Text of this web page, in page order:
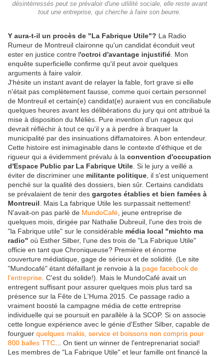
désintérressés peut se prévaloir d'une utlilité sociale, elle reste avant
tout une entreprise, qui cherche à faire son beurre.
Y aura-t-il un procès de "La Fabrique Utile"? La Radio
Rumeur de Montreuil claironne qu'un candidat éconduit veut
ester en justice contre l'octroi d'avantage injustifié . Mon
enquête superficielle confirme qu'il peut avoir quelques
arguments à faire valoir.
J'hésite un instant avant de relayer la fable, fort grave si elle
n'était pas complètement fausse, comme quoi certain personnel
de Montreuil et certain(e) candidat(e) auraient vus en conciliabule
quelques heures avant les délibérations du jury qui ont attribué la
mise à disposition du Méliès. Pure invention d'un rageux qui
devrait réfléchir à tout ce qu'il y a à perdre à braquer la
municipalité par des insinuations diffamatoires. A bon entendeur.
Cette histoire est inimaginable dans le contexte d'éthique et de
rigueur qui a évidemment prévalu à la convention d'occupation
d'Espace Public par La Fabrique Utile . Si le jury a veillé a
éviter de discriminer une militante politique , il s'est uniquement
penché sur la qualité des dossiers, bien sûr. Certains candidats
se prévalaient de tenir des gargotes établies et bien famées à
Montreuil . Mais La fabrique Utile les surpassait nettement!
N'avait-on pas parlé de MundoCafé , jeune entreprise de
quelques mois, dirigée par Nathalie Dubreuil, l'une des trois de
"la Fabrique utile" sur le considérable média local "michto ma
radio" où Esther Silber, l'une des trois de "La Fabrique Utile"
officie en tant que Chroniqueuse? Première et énorme
couverture médiatique, gage de sérieux et de solidité. (Le site
"Mundocafé" étant défaillant je renvoie à la page facebook de
l'entreprise . C'est du solide!). Mais le MundoCafé avait un
entregent suffisant pour assurer quelques mois plus tard sa
présence sur la Fête de L'Huma 2015. Ce passage radio a
vraiment boosté la campagne média de cette entreprise
individuelle qui se poursuit en parallèle à la SCOP. Si on associe
cette longue expérience avec le génie d'Esther Silber, capable de
fourguer quelques makis, service et boissons non compris pour
800 balles TTC ... On tient un winner de l'entreprenariat social!
Les membres de "La Fabrique Utile" et leur famille ont financé la